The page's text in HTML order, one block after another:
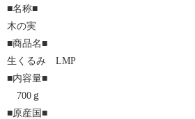
■名称■
木の実
■商品名■
生くるみ LMP
■内容量■
700ｇ
■原産国■